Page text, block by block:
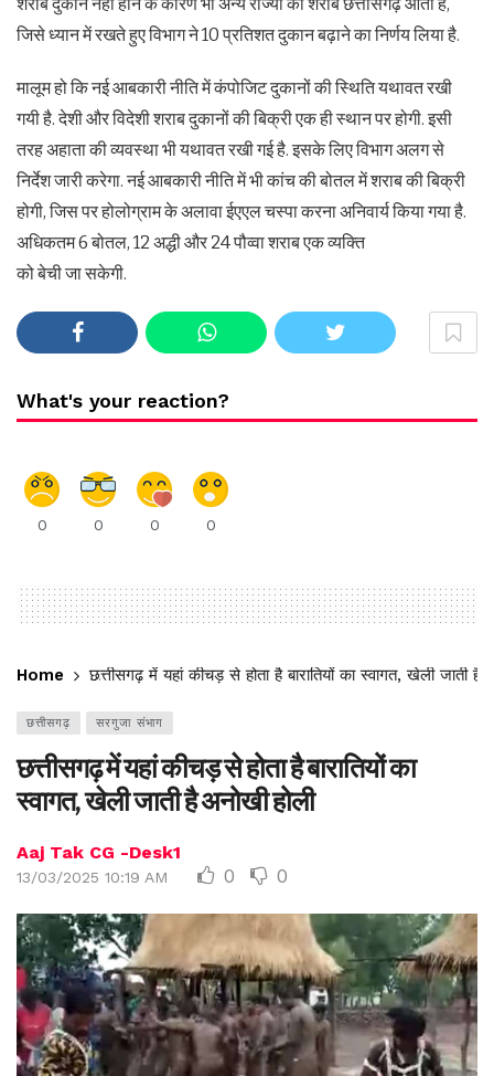
जिसे ध्यान में रखते हुए विभाग ने 10 प्रतिशत दुकान बढ़ाने का निर्णय लिया है.
मालूम हो कि नई आबकारी नीति में कंपोजिट दुकानों की स्थिति यथावत रखी
गयी है. देशी और विदेशी शराब दुकानों की बिक्री एक ही स्थान पर होगी. इसी
तरह अहाता की व्यवस्था भी यथावत रखी गई है. इसके लिए विभाग अलग से
निर्देश जारी करेगा. नई आबकारी नीति में भी कांच की बोतल में शराब की बिक्री
होगी, जिस पर होलोग्राम के अलावा ईएएल चस्पा करना अनिवार्य किया गया है.
अधिकतम 6 बोतल, 12 अद्धी और 24 पौव्वा शराब एक व्यक्ति
को बेची जा सकेगी.
What's your reaction?
0 0 0 0
Home छत्तीसगढ़ में यहां कीचड़ से होता है बारातियों का स्वागत, खेली जाती है
छत्तीसगढ़ सरगुजा संभाग
छत्तीसगढ़ में यहां कीचड़ से होता है बारातियों का
स्वागत, खेली जाती है अनोखी होली
Aaj Tak CG -Desk1
13/03/2025 10:19 AM 0 0